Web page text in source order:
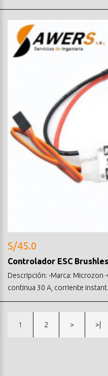
S/45.0
Controlador ESC
Descripción: -Marca: Microzon
continua 30 A, corriente
1 2 > >|